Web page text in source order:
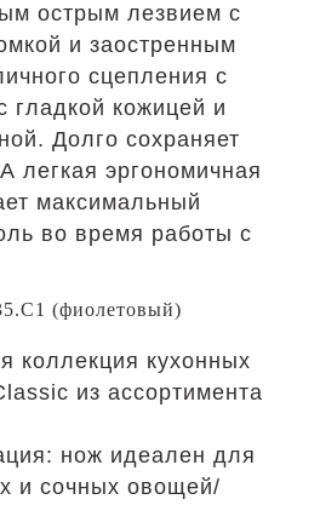
острым лезвием с
и заостренным
сцепления с
гладкой кожицей и
Долго сохраняет
легкая эргономичная
максимальный
во время работы с
(фиолетовый)
коллекция кухонных
из ассортимента
нож идеален для
и сочных овощей/